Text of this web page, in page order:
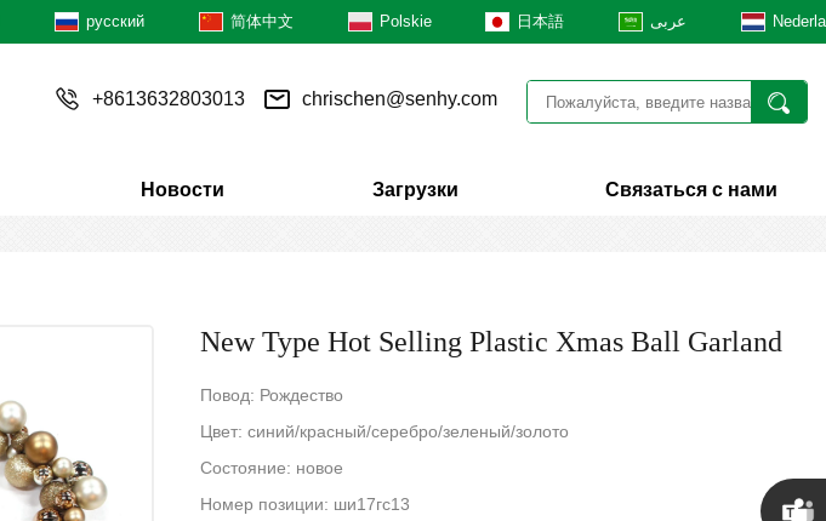
русский 简体中文 Polskie 日本語 عربى
+8613632803013 chrischen@senhy.com
Новости Загрузки Связаться с нами
New Type Hot Selling Plastic Xmas Ball Garland
Повод: Рождество
Цвет: синий/красный/серебро/зеленый/золото
Состояние: новое
Номер позиции: ши17гс13